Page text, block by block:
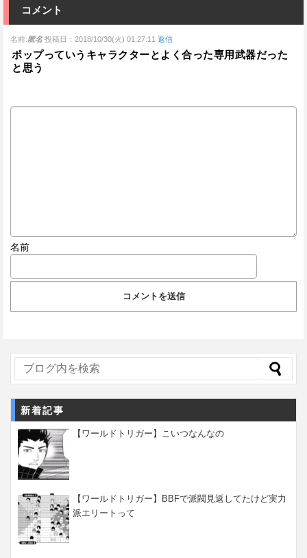
コメント
名前:匿名 投稿日：2018/10/30(火) 01:27:11 返信
ポップっていうキャラクターとよく合った専用武器だった
と思う
名前
新着記事
【ワールドトリガー】こいつなんなの
【ワールドトリガー】BBFで派閥見返してたけど実力
派エリートって